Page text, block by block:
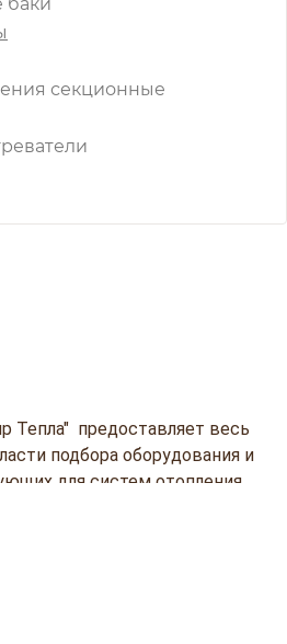
секционные
Тепла" предоставляет весь
подбора оборудования и
для систем отопления,